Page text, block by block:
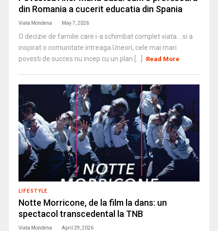
din Romania a cucerit educatia din Spania
Viata Mondena May 7, 2026
O decizie de familie care i-a schimbat complet viata… si a
inspirat o comunitate intreaga Uneori, cele mai mari
povesti de succes nu incep cu un plan [...]
Read More
LIFESTYLE
Notte Morricone, de la film la dans: un
spectacol transcedental la TNB
Viata Mondena April 29, 2026